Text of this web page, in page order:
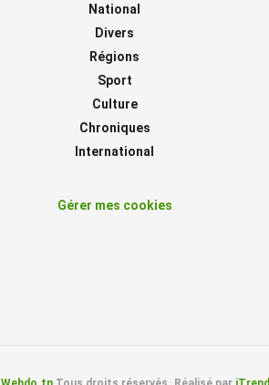
National
Divers
Régions
Sport
Culture
Chroniques
International
Gérer mes cookies